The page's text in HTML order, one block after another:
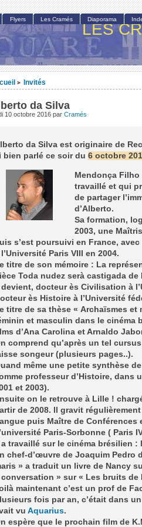
LES
> Invités
da Silva
10 octobre 2016 par Cramés
da Silva est originaire de
bien parlé ce soir du 6 octobre
Mendonça Filho
travaillé et qui
de partager
d’Alberto.
Sa formation,
2003, une
s’est poursuivi en France,
Paris VIII en 2004.
titre de son mémoire : La
Toda nudez serà castigada de
devient, docteur ès Civilisation à
ès Histoire à l’Université
titre de sa thèse « Archaïsmes
et masculin dans le cinéma
d’Ana Carolina et Arnaldo
comprend qu’après un tel
songeur (plusieurs pages..).
même une petite synthèse
professeur d’Histoire, dans
et 2003).
on le retrouve à Lille !
de 2008. Il gravit
puis Maître de
Paris-Sorbonne ( Paris
a travaillé sur le cinéma brésilien :
chef-d’œuvre de Joaquim Pedro
» a traduit un livre de Nancy
conversation » sur « Les bruits de
maintenant c’est un prof de
fois par an, c’était dans
vu Aquarius.
espère que le prochain film de
Flyers Les Cramés Diaporama